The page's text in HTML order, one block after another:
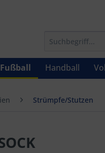
Fußball Handball
Strümpfe/Stutzen